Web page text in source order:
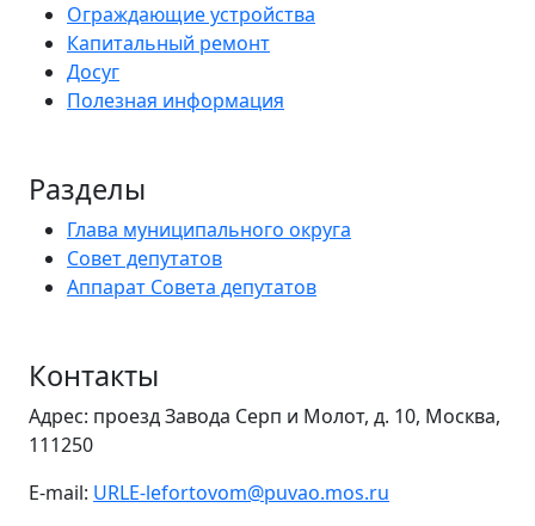
Ограждающие устройства
Капитальный ремонт
Досуг
Полезная информация
Разделы
Глава муниципального округа
Совет депутатов
Аппарат Совета депутатов
Контакты
Адрес: проезд Завода Серп и Молот, д. 10, Москва,
111250
E-mail: URLE-lefortovom@puvao.mos.ru